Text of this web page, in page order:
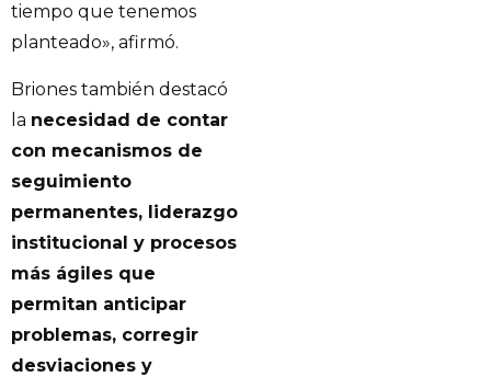
tiempo que tenemos
planteado», afirmó.
Briones también destacó
la necesidad de contar
con mecanismos de
seguimiento
permanentes, liderazgo
institucional y procesos
más ágiles que
permitan anticipar
problemas, corregir
desviaciones y